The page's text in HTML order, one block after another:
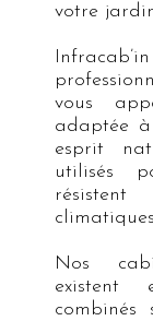
votre
vous
adaptée
esprit
utilisés
Nos
existent
combinés